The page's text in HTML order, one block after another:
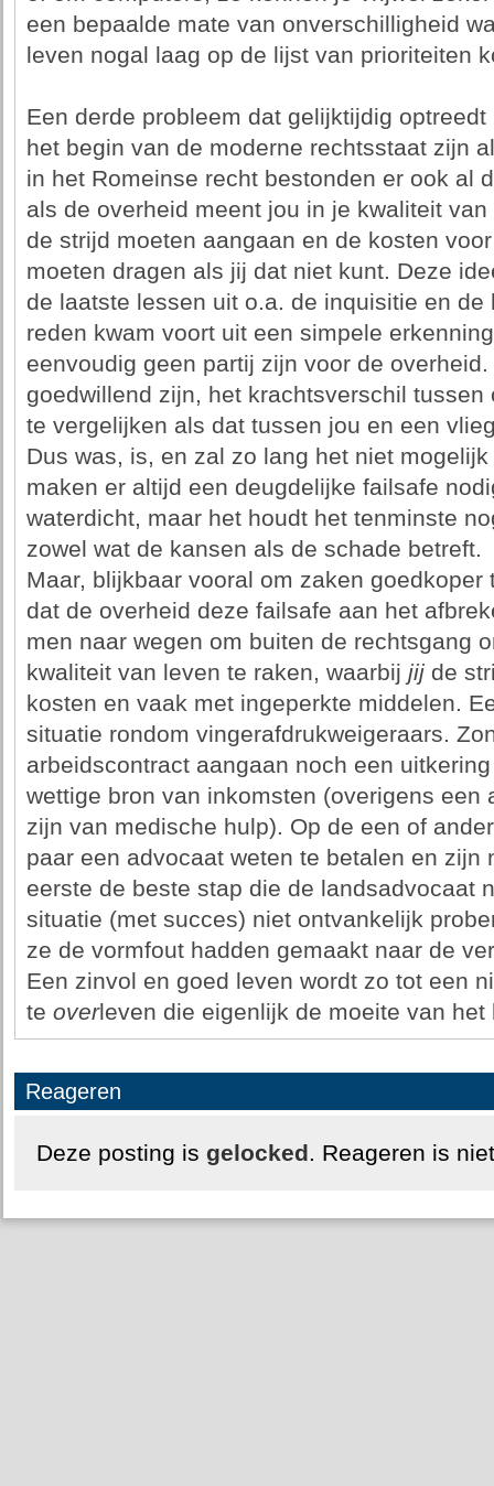
een bepaalde mate van onverschilligheid
leven nogal laag op de lijst van prioriteiten
Een derde probleem dat gelijktijdig
het begin van de moderne rechtsstaat zijn
in het Romeinse recht bestonden er ook al
als de overheid meent jou in je kwaliteit
de strijd moeten aangaan en de kosten
moeten dragen als jij dat niet kunt. Deze
de laatste lessen uit o.a. de inquisitie en
reden kwam voort uit een simpele
eenvoudig geen partij zijn voor de
goedwillend zijn, het krachtsverschil
te vergelijken als dat tussen jou en een
Dus was, is, en zal zo lang het niet
maken er altijd een deugdelijke failsafe
waterdicht, maar het houdt het tenminste
zowel wat de kansen als de schade betreft.
Maar, blijkbaar vooral om zaken
dat de overheid deze failsafe aan het
men naar wegen om buiten de rechtsgang
kwaliteit van leven te raken, waarbij jijde
kosten en vaak met ingeperkte middelen.
situatie rondom vingerafdrukweigeraars.
arbeidscontract aangaan noch een
wettige bron van inkomsten (overigens een
zijn van medische hulp). Op de een of
paar een advocaat weten te betalen en zijn
eerste de beste stap die de landsadvocaat
situatie (met succes) niet ontvankelijk
ze de vormfout hadden gemaakt naar de
Een zinvol en goed leven wordt zo tot een
te overleven die eigenlijk de moeite van
Reageren
Deze posting is gelocked. Reageren is